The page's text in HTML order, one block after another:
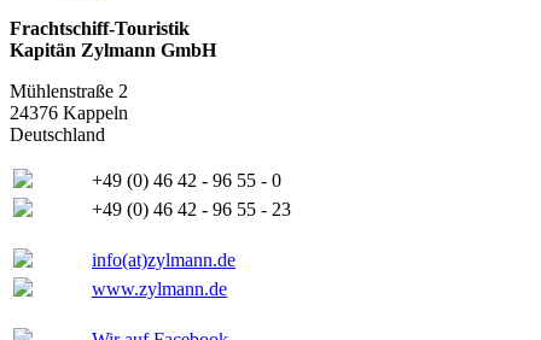
Frachtschiff-Touristik
Kapitän Zylmann GmbH
Mühlenstraße 2
24376 Kappeln
Deutschland
+49 (0) 46 42 - 96 55 - 0
+49 (0) 46 42 - 96 55 - 23
info(at)zylmann.de
www.zylmann.de